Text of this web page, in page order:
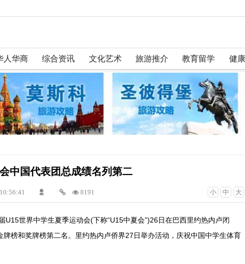
人华商 综合资讯 文化艺术 旅游推介 教育留学 健
中国代表团总成绩名列第二
小 中 大
8191
U15世界中学生夏季运动会(下称“U15中夏会”)26日在巴西里约热内卢闭
榜和奖牌榜第二名。里约热内卢侨界27日举办活动，庆祝中国中学生体育